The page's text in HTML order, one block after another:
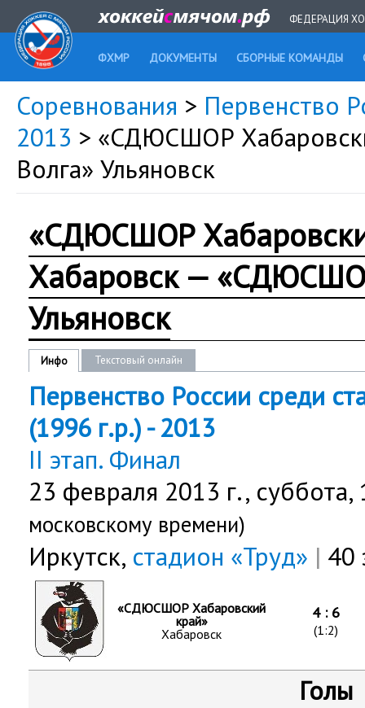
ФЕДЕРАЦИЯ
ФХМР ДОКУМЕНТЫ СБОРНЫЕ КОМАНДЫ
Соревнования > Первенство
2013 > «СДЮСШОР
Волга» Ульяновск
«СДЮСШОР
Хабаровск —
Ульяновск
Инфо Текстовый онлайн
Первенство России среди
(1996 г.р.) - 2013
II этап. Финал
23 февраля 2013 г., суббота,
московскому времени)
Иркутск, стадион «Труд» | 40
«СДЮСШОР Хабаровский
край»
Хабаровск
4 : 6
(1:2)
Голы